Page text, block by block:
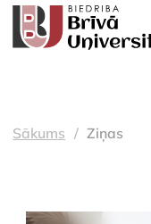
Sākums Ziņas